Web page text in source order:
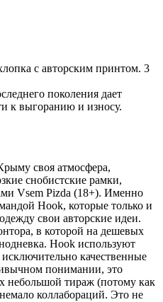
с авторским принтом. 3
поколения дает
к выгоранию и износу.
своя атмосфера,
снобистские рамки,
Vsem Pizda (18+). Именно
Hооk, которые только и
свои авторские идеи.
в которой на дешевых
Hook используют
качественные
понимании, это
небольшой тираж (потому как
коллабораций. Это не